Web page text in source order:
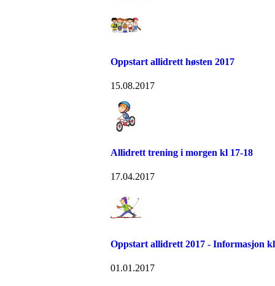
Oppstart allidrett høsten 2017
15.08.2017
Allidrett trening i morgen kl 17-18
17.04.2017
Oppstart allidrett 2017 - Informasjon
01.01.2017